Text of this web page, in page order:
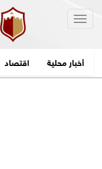
أخبار محلية اقتصاد